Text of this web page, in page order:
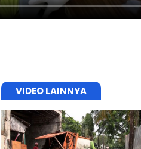
VIDEO LAINNYA